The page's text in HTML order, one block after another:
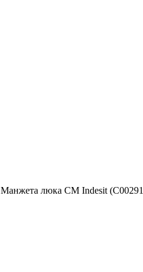
Манжета люка СМ Indesit